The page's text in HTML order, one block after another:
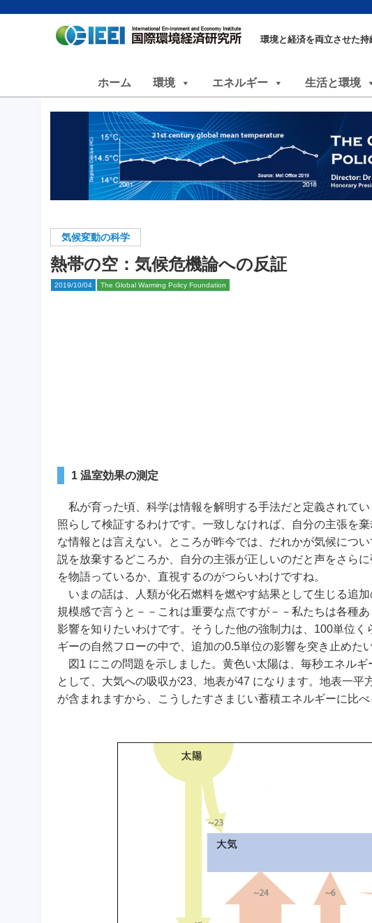
環境と経済を両立させた
ホーム 環境 エネルギー 生活と環境
気候変動の科学
熱帯の空：気候危機論への反証
2019/10/04 The Global Warming Policy Foundation
1 温室効果の測定
私が育った頃、科学は情報を解明する手法だと定義されてい
照らして検証するわけです。一致しなければ、自分の主張を
な情報とは言えない。ところが昨今では、だれかが気候につ
説を放棄するどころか、自分の主張が正しいのだと声をさら
を物語っているか、直視するのがつらいわけですね。
いまの話は、人類が化石燃料を燃やす結果として生じる追
規模感で言うと－－これは重要な点ですが－－私たちは各種
影響を知りたいわけです。そうした他の強制力は、100単位
ギーの自然フローの中で、追加の0.5単位の影響を突き止めた
図1 にこの問題を示しました。黄色い太陽は、毎秒エネル
として、大気への吸収が23、地表が47 になります。地表一
が含まれますから、こうしたすさまじい蓄積エネルギーに比